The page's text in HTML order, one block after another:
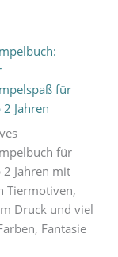
für
Jahren
für
2 Jahren mit
Tiermotiven,
Druck und viel
Fantasie